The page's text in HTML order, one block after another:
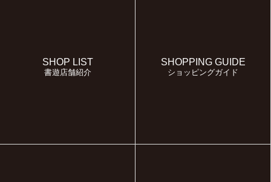
SHOP LIST
書遊店舗紹介
SHOPPING GUIDE
ショッピングガイド